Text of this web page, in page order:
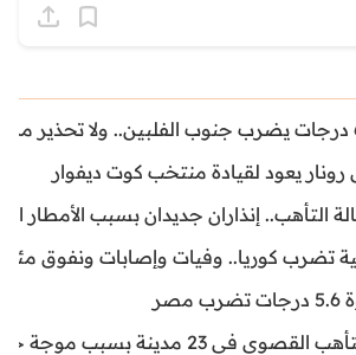
يعود لقيادة منتخب كوت ديفوار
التأهب.. إنذاران جديدان بسبب الأمطار
تضرب كوريا.. وفيات وإصابات ونفوق مئات
في 23 مدينة بسبب موجة حر شديدة